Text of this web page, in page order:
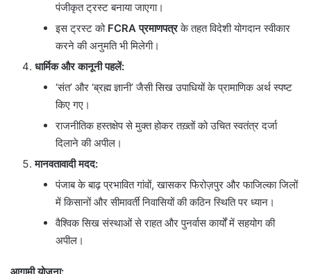
पंजीकृत ट्रस्ट बनाया जाएगा।
इस ट्रस्ट को FCRAप्रमाणपत्रके तहत विदेशी योगदान स्वीकार
करने की अनुमति भी मिलेगी।
धार्मिक और कानूनी पहलें:
‘संत’ और ‘ब्रह्म ज्ञानी’ जैसी सिख उपाधियों के प्रामाणिक अर्थ स्पष्ट
किए गए।
राजनीतिक हस्तक्षेप से मुक्त होकर तख़्तों को उचित स्वतंत्र दर्जा
दिलाने की अपील।
मानवतावादी मदद:
पंजाब के बाढ़ प्रभावित गांवों, खासकर फिरोज़पुर और फाजिल्का जिलों
में किसानों और सीमावर्ती निवासियों की कठिन स्थिति पर ध्यान।
वैश्विक सिख संस्थाओं से राहत और पुनर्वास कार्यों में सहयोग की
अपील।